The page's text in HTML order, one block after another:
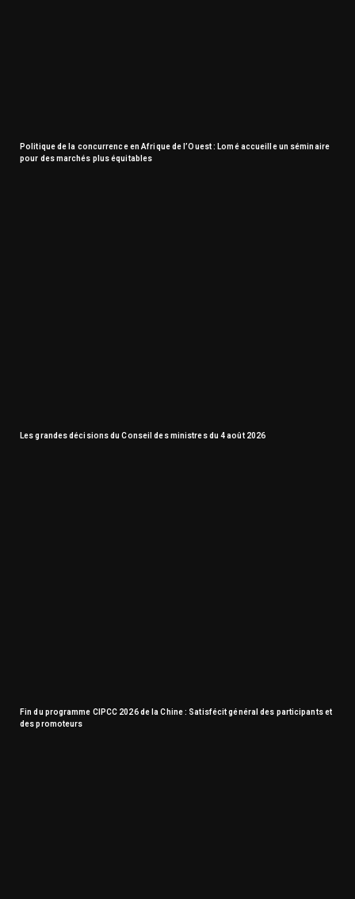
Politique de la concurrence en Afrique de l’Ouest : Lomé accueille un séminaire
pour des marchés plus équitables
Les grandes décisions du Conseil des ministres du 4 août 2026
Fin du programme CIPCC 2026 de la Chine : Satisfécit général des participants et
des promoteurs